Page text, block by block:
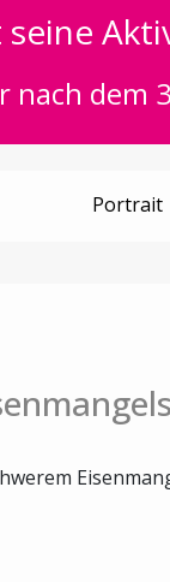
seine
dem
Portrait